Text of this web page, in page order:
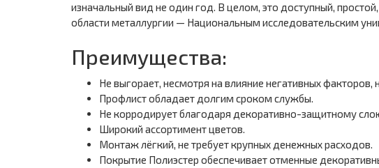
изначальный вид не один год. В целом, это доступный,
области металлургии — Национальным исследовательским
Преимущества:
Не выгорает, несмотря на влияние негативных факторов,
Профлист обладает долгим сроком службы.
Не корродирует благодаря декоративно-защитному
Широкий ассортимент цветов.
Монтаж лёгкий, не требует крупных денежных расходов.
Покрытие Полиэстер обеспечивает отменные